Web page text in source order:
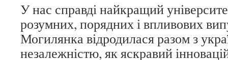
У нас справді найкращий
розумних, порядних і впливових
Могилянка відродилася разом з
незалежністю, як яскравий